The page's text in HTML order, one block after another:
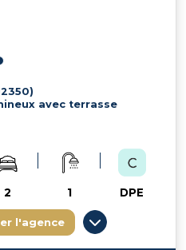
avec terrasse
2 1 DPE
l'agence